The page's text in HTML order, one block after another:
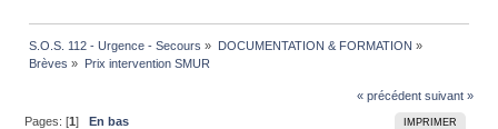
S.O.S. 112 - Urgence - Secours » DOCUMENTATION & FORMATION »
Brèves » Prix intervention SMUR
« précédent suivant »
IMPRIMER
Pages: [1]En bas